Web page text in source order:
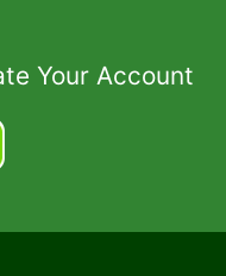
Your Account